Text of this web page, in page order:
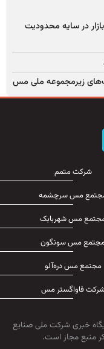
تولید جهانی مس در ۲۰۲۶/ بازار در سایه محدودیت
زیرمجموعه ملی مس
شرکت متمم
مس سرچشمه
مس شهربابک
مس سونگون
مجتمع مس دره‌آلو
فاواگستر مس
خبری شرکت ملی صنایع
منبع مجاز است.